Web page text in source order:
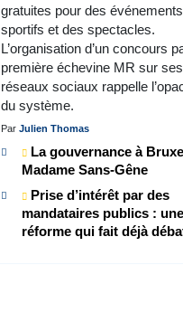
gratuites pour des événements
sportifs et des spectacles.
L’organisation d’un concours
première échevine MR sur ses
réseaux sociaux rappelle
du système.
Par Julien Thomas
La gouvernance à
Madame Sans-Gêne
Prise d’intérêt par des
mandataires publics : une
réforme qui fait déjà